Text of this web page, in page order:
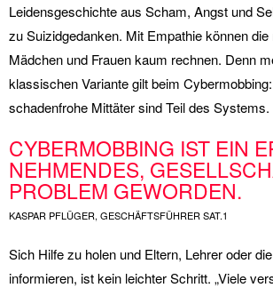
Leidensgeschichte aus Scham, Angst und
zu Suizidgedanken. Mit Empathie können
Mädchen und Frauen kaum rechnen. Denn
klassischen Variante gilt beim
schadenfrohe Mittäter sind Teil des Systems.
CYBERMOBBING IST EIN
NEHMENDES,
PROBLEM GEWORDEN.
KASPAR PFLÜGER, GESCHÄFTSFÜHRER SAT.1
Sich Hilfe zu holen und Eltern, Lehrer oder
informieren, ist kein leichter Schritt. „Viele